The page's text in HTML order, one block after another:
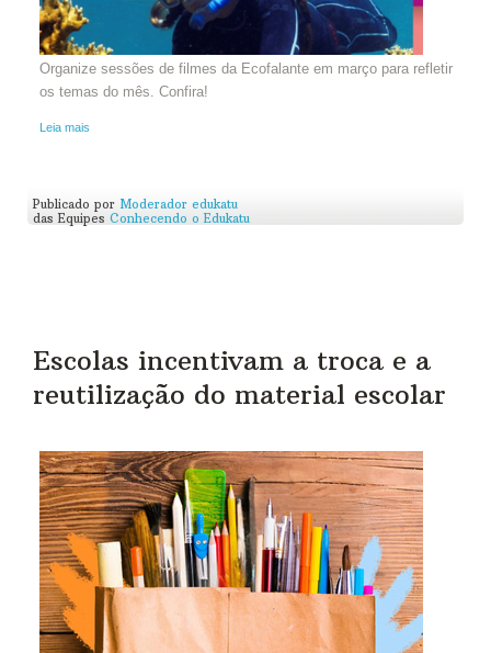
Organize sessões de filmes da Ecofalante em março para refletir
os temas do mês. Confira!
Leia mais
Publicado por Moderador edukatu
das Equipes Conhecendo o Edukatu
Escolas incentivam a troca e a
reutilização do material escolar